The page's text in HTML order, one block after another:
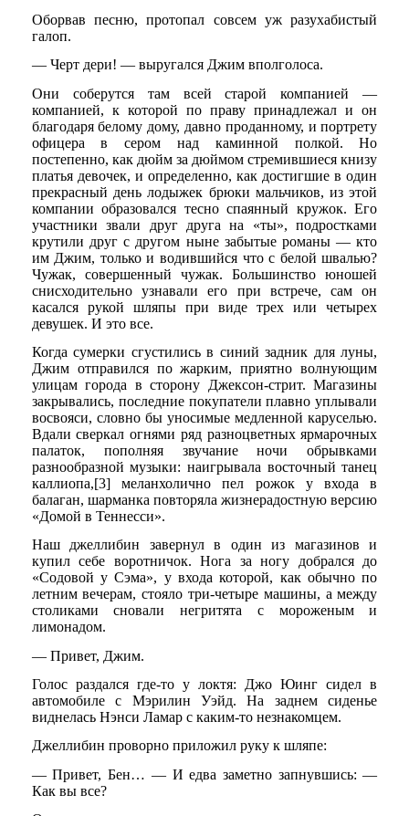
Оборвав песню, протопал совсем уж разухабистый
галоп.
— Черт дери! — выругался Джим вполголоса.
Они соберутся там всей старой компанией —
компанией, к которой по праву принадлежал и он
благодаря белому дому, давно проданному, и портрету
офицера в сером над каминной полкой. Но
постепенно, как дюйм за дюймом стремившиеся книзу
платья девочек, и определенно, как достигшие в один
прекрасный день лодыжек брюки мальчиков, из этой
компании образовался тесно спаянный кружок. Его
участники звали друг друга на «ты», подростками
крутили друг с другом ныне забытые романы — кто
им Джим, только и водившийся что с белой швалью?
Чужак, совершенный чужак. Большинство юношей
снисходительно узнавали его при встрече, сам он
касался рукой шляпы при виде трех или четырех
девушек. И это все.
Когда сумерки сгустились в синий задник для луны,
Джим отправился по жарким, приятно волнующим
улицам города в сторону Джексон-стрит. Магазины
закрывались, последние покупатели плавно уплывали
восвояси, словно бы уносимые медленной каруселью.
Вдали сверкал огнями ряд разноцветных ярмарочных
палаток, пополняя звучание ночи обрывками
разнообразной музыки: наигрывала восточный танец
каллиопа,[3] меланхолично пел рожок у входа в
балаган, шарманка повторяла жизнерадостную версию
«Домой в Теннесси».
Наш джеллибин завернул в один из магазинов и
купил себе воротничок. Нога за ногу добрался до
«Содовой у Сэма», у входа которой, как обычно по
летним вечерам, стояло три-четыре машины, а между
столиками сновали негритята с мороженым и
лимонадом.
— Привет, Джим.
Голос раздался где-то у локтя: Джо Юинг сидел в
автомобиле с Мэрилин Уэйд. На заднем сиденье
виднелась Нэнси Ламар с каким-то незнакомцем.
Джеллибин проворно приложил руку к шляпе:
— Привет, Бен… — И едва заметно запнувшись: —
Как вы все?